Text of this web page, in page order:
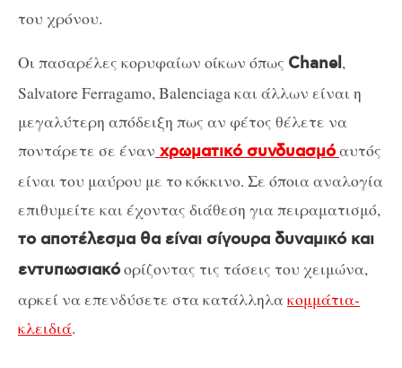
του χρόνου.
Οι πασαρέλες κορυφαίων οίκων όπως Chanel,
Salvatore Ferragamo, Balenciaga και άλλων είναι η
μεγαλύτερη απόδειξη πως αν φέτος θέλετε να
ποντάρετε σε έναν χρωματικό συνδυασμόαυτός
είναι του μαύρου με το κόκκινο. Σε όποια αναλογία
επιθυμείτε και έχοντας διάθεση για πειραματισμό,
το αποτέλεσμα θα είναι σίγουρα δυναμικό και
εντυπωσιακόορίζοντας τις τάσεις του χειμώνα,
αρκεί να επενδύσετε στα κατάλληλακομμάτια-
κλειδιά.